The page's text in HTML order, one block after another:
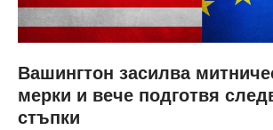
Вашингтон засилва
мерки и вече подготвя
стъпки